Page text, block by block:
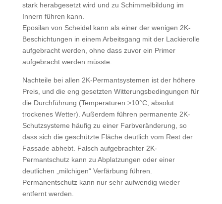
stark herabgesetzt wird und zu Schimmelbildung im
Innern führen kann.
Eposilan von Scheidel kann als einer der wenigen 2K-
Beschichtungen in einem Arbeitsgang mit der Lackierolle
aufgebracht werden, ohne dass zuvor ein Primer
aufgebracht werden müsste.
Nachteile bei allen 2K-Permantsystemen ist der höhere
Preis, und die eng gesetzten Witterungsbedingungen für
die Durchführung (Temperaturen >10°C, absolut
trockenes Wetter). Außerdem führen permanente 2K-
Schutzsysteme häufig zu einer Farbveränderung, so
dass sich die geschützte Fläche deutlich vom Rest der
Fassade abhebt. Falsch aufgebrachter 2K-
Permantschutz kann zu Abplatzungen oder einer
deutlichen „milchigen“ Verfärbung führen.
Permanentschutz kann nur sehr aufwendig wieder
entfernt werden.